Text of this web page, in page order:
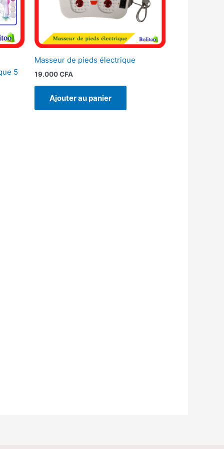
5
Masseur de pieds électrique
19.000CFA
Ajouter au panier